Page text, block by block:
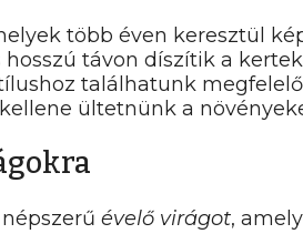
több éven keresztül
távon díszítik a
találhatunk
ültetnünk a
évelő virágot,